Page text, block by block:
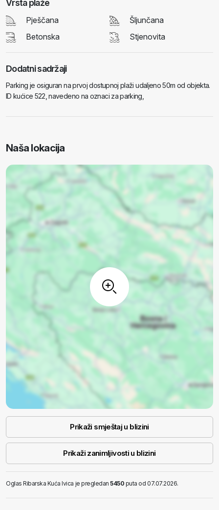
Vrsta plaže
Pješčana
Šljunčana
Betonska
Stjenovita
Dodatni sadržaji
Parking je osiguran na prvoj dostupnoj plaži udaljeno 50m od objekta.
ID kućice 522, navedeno na oznaci za parking,
Naša lokacija
Prikaži smještaj u blizini
Prikaži zanimljivosti u blizini
Oglas Ribarska Kuća Ivica je pregledan5450 puta od 07.07.2026.